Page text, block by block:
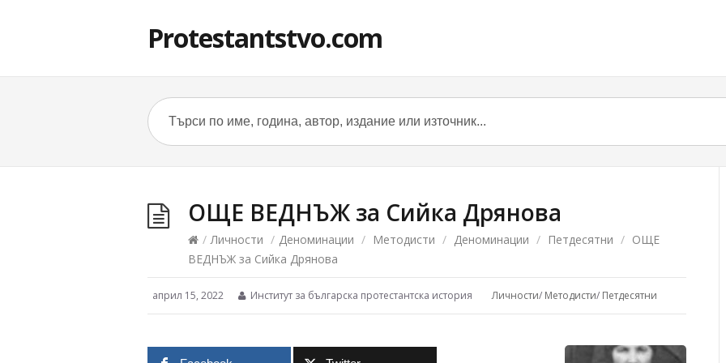
Protestantstvo.com
ОЩЕ ВЕДНЪЖ за Сийка Дрянова
/ Личности / Деноминации / Методисти / Деноминации / Петдесятни / ОЩЕ
ВЕДНЪЖ за Сийка Дрянова
април 15, 2022 Институт за българска протестантска история Личности/ Методисти/ Петдесятни